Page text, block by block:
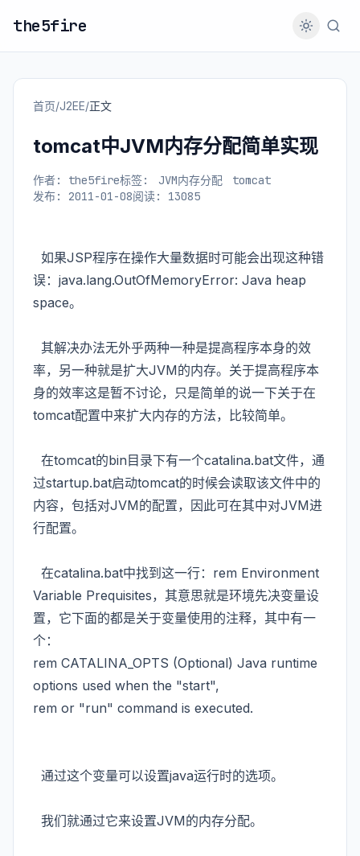
the5fire
首页/J2EE/正文
tomcat中JVM内存分配简单实现
作者: the5fire标签: JVM内存分配
tomcat
发布: 2011-01-08阅读: 13085
如果JSP程序在操作大量数据时可能会出现这种错
误：java.lang.OutOfMemoryError: Java heap
space。
其解决办法无外乎两种一种是提高程序本身的效
率，另一种就是扩大JVM的内存。关于提高程序本
身的效率这是暂不讨论，只是简单的说一下关于在
tomcat配置中来扩大内存的方法，比较简单。
在tomcat的bin目录下有一个catalina.bat文件，通
过startup.bat启动tomcat的时候会读取该文件中的
内容，包括对JVM的配置，因此可在其中对JVM进
行配置。
在catalina.bat中找到这一行：rem Environment
Variable Prequisites，其意思就是环境先决变量设
置，它下面的都是关于变量使用的注释，其中有一
个：
rem CATALINA_OPTS (Optional) Java runtime
options used when the "start",
rem or "run" command is executed.
通过这个变量可以设置java运行时的选项。
我们就通过它来设置JVM的内存分配。